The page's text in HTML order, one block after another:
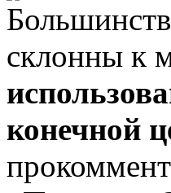
склонны к
конечной